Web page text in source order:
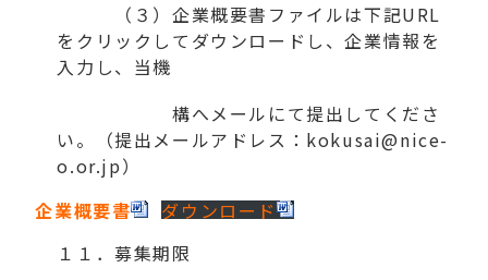
（３）企業概要書ファイルは下記URL
をクリックしてダウンロードし、企業情報を
入力し、当機
構へメールにて提出してくださ
い。（提出メールアドレス：kokusai@nice-
o.or.jp）
企業概要書
ダウンロード
１１．募集期限